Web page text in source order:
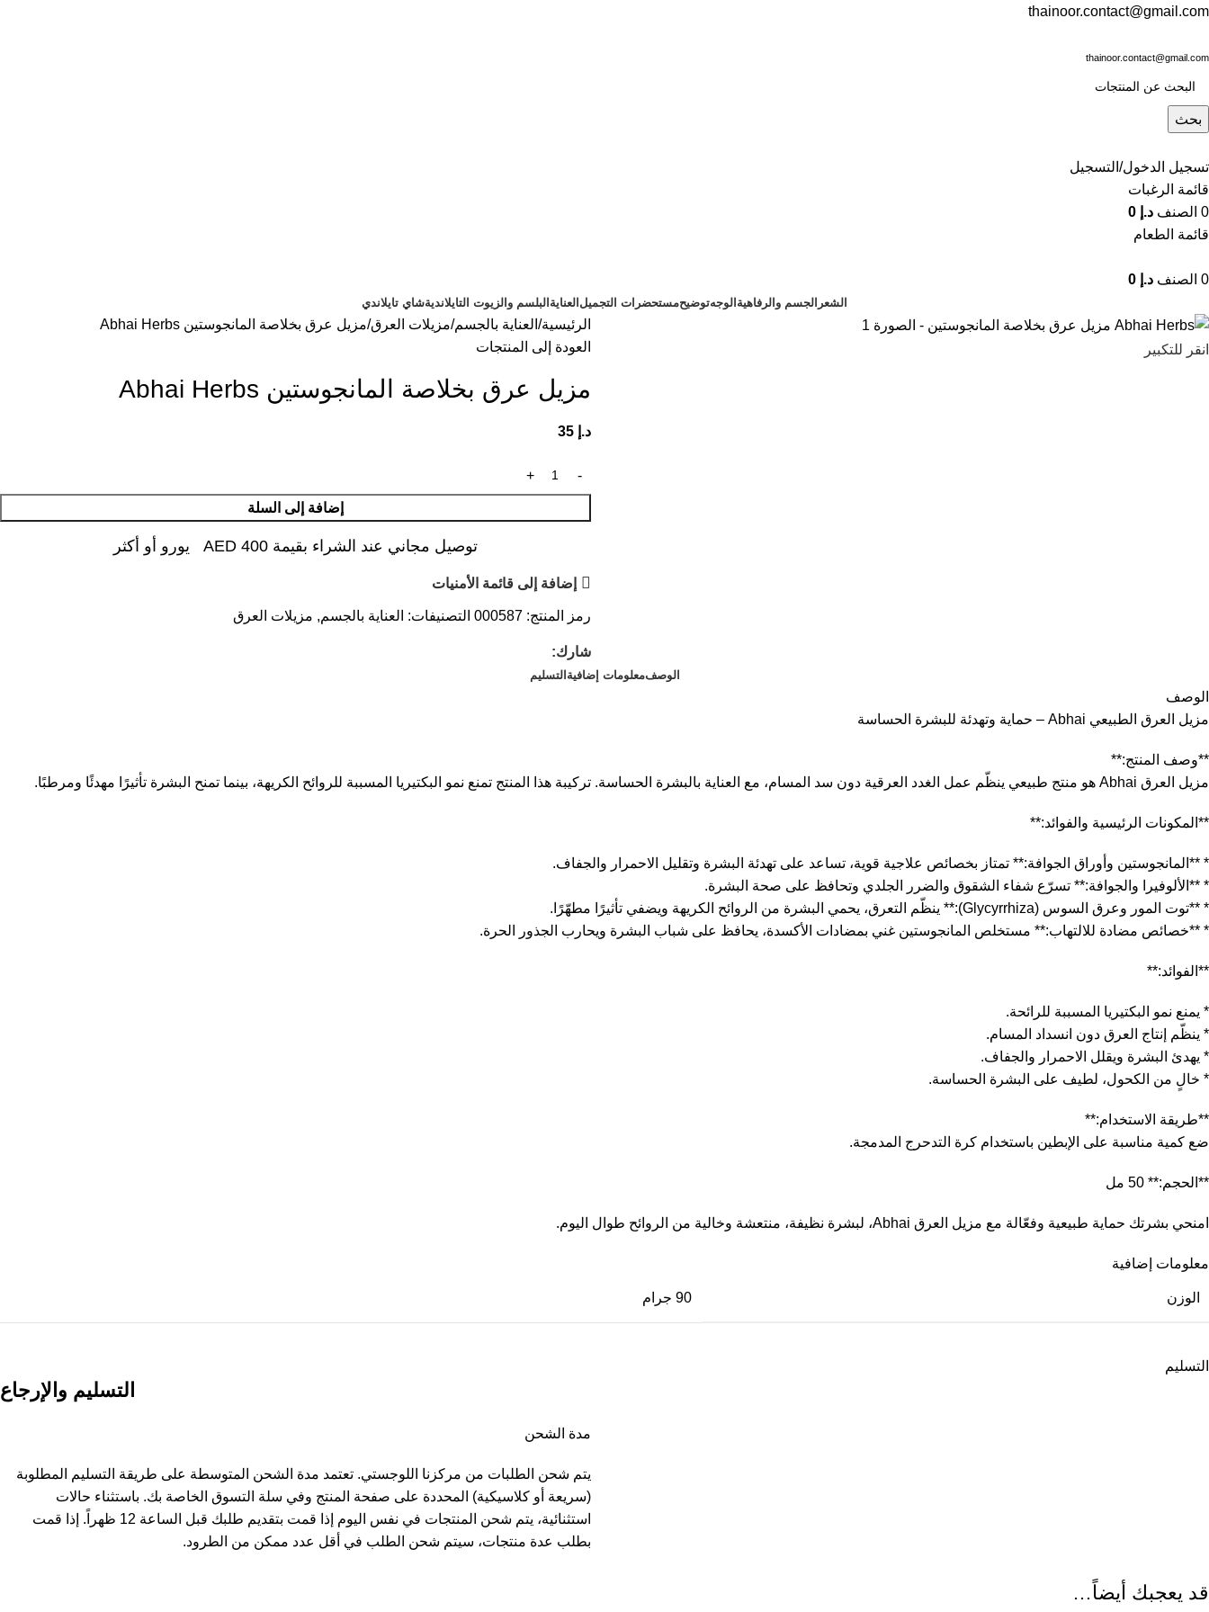
thainoor.contact@gmail.com
thainoor.contact@gmail.com
بحث
تسجيل الدخول/التسجيل
قائمة الرغبات
0 الصنف د.إ
قائمة الطعام
0 الصنف د.إ
الشعر الجسم والرفاهية الوجهتوضيحمستحضرات التجميل العناية البلسم والزيوت التايلانديةشاي تايلاندي
انقر للتكبير
الرئيسية العناية بالجسم مزيلات العرق مزيل عرق بخلاصة المانجوستين Abhai Herbs
العودة إلى المنتجات
مزيل عرق بخلاصة المانجوستين Abhai Herbs
د.إ
إضافة إلى السلة
توصيل مجاني عند الشراء بقيمة AED 400 يورو أو أكثر
إضافة إلى قائمة الأمنيات
رمز المنتج: 000587 التصنيفات: العناية بالجسم, مزيلات العرق
شارك:
الوصفمعلومات إضافية التسليم
الوصف
مزيل العرق الطبيعي Abhai – حماية وتهدئة للبشرة الحساسة
**وصف المنتج:**
مزيل العرق Abhai هو منتج طبيعي ينظّم عمل الغدد العرقية دون سد المسام، مع العناية بالبشرة الحساسة. تركيبة هذا المنتج تمنع نمو البكتيريا المسببة للروائح الكريهة، بينما تمنح البشرة تأثيرًا مهدئًا ومرطبًا.
**المكونات الرئيسية والفوائد:**
* **المانجوستين وأوراق الجوافة:** تمتاز بخصائص علاجية قوية، تساعد على تهدئة البشرة وتقليل الاحمرار والجفاف.
* **الألوفيرا والجوافة:** تسرّع شفاء الشقوق والضرر الجلدي وتحافظ على صحة البشرة.
* **توت المور وعرق السوس (Glycyrrhiza):** ينظّم التعرق، يحمي البشرة من الروائح الكريهة ويضفي تأثيرًا مطهّرًا.
* **خصائص مضادة للالتهاب:** مستخلص المانجوستين غني بمضادات الأكسدة، يحافظ على شباب البشرة ويحارب الجذور الحرة.
**الفوائد:**
* يمنع نمو البكتيريا المسببة للرائحة.
* ينظّم إنتاج العرق دون انسداد المسام.
* يهدئ البشرة ويقلل الاحمرار والجفاف.
* خالٍ من الكحول، لطيف على البشرة الحساسة.
**طريقة الاستخدام:**
ضع كمية مناسبة على الإبطين باستخدام كرة التدحرج المدمجة.
**الحجم:** 50 مل
امنحي بشرتك حماية طبيعية وفعّالة مع مزيل العرق Abhai، لبشرة نظيفة، منتعشة وخالية من الروائح طوال اليوم.
معلومات إضافية
الوزن 90 جرام
التسليم
التسليم والإرجاع
مدة الشحن
يتم شحن الطلبات من مركزنا اللوجستي. تعتمد مدة الشحن المتوسطة على طريقة التسليم المطلوبة
(سريعة أو كلاسيكية) المحددة على صفحة المنتج وفي سلة التسوق الخاصة بك. باستثناء حالات
استثنائية، يتم شحن المنتجات في نفس اليوم إذا قمت بتقديم طلبك قبل الساعة 12 ظهراً. إذا قمت
بطلب عدة منتجات، سيتم شحن الطلب في أقل عدد ممكن من الطرود.
قد يعجبك أيضاً…